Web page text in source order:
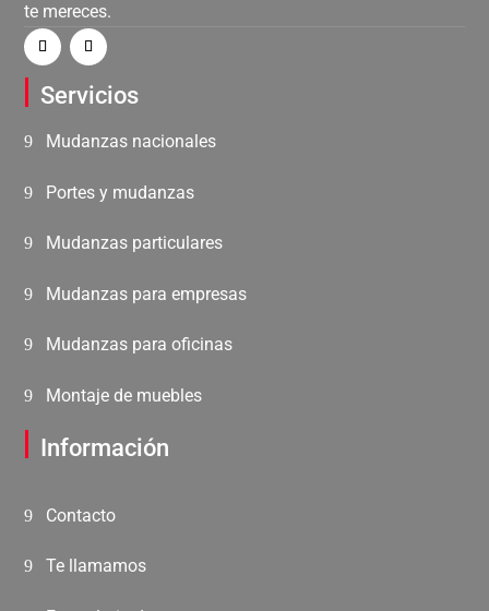
te mereces.
Servicios
Mudanzas nacionales
Portes y mudanzas
Mudanzas particulares
Mudanzas para empresas
Mudanzas para oficinas
Montaje de muebles
Información
Contacto
Te llamamos